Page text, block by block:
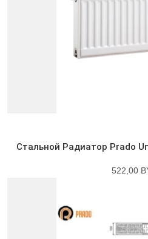
Стальной Радиатор Prado
522,00